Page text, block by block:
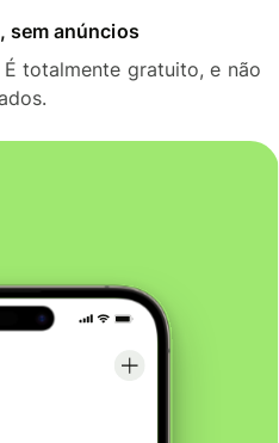
sem anúncios
É totalmente gratuito, e não